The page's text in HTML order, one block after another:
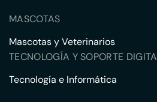
MASCOTAS
Mascotas y Veterinarios
TECNOLOGÍA Y SOPORTE
Tecnología e Informática